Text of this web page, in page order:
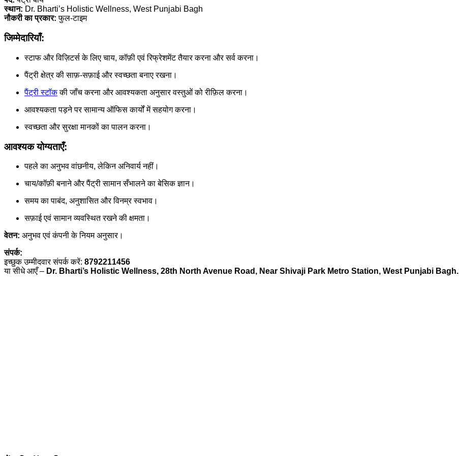
स्थान: Dr. Bharti’s Holistic Wellness, West Punjabi Bagh
नौकरी का प्रकार: फुल-टाइम
जिम्मेदारियाँ:
स्टाफ और विज़िटर्स के लिए चाय, कॉफ़ी एवं रिफ्रेशमेंट तैयार करना और सर्व करना।
पैंट्री क्षेत्र की साफ़-सफ़ाई और स्वच्छता बनाए रखना।
पैंट्री स्टॉककी जाँच करना और आवश्यकता अनुसार वस्तुओं को रीफ़िल करना।
आवश्यकता पड़ने पर सामान्य ऑफिस कार्यों में सहयोग करना।
स्वच्छता और सुरक्षा मानकों का पालन करना।
आवश्यक योग्यताएँ:
पहले का अनुभव वांछनीय, लेकिन अनिवार्य नहीं।
चाय/कॉफ़ी बनाने और पैंट्री सामान सँभालने का बेसिक ज्ञान।
समय का पाबंद, अनुशासित और विनम्र स्वभाव।
सफ़ाई एवं सामान व्यवस्थित रखने की क्षमता।
वेतन: अनुभव एवं कंपनी के नियम अनुसार।
संपर्क:
इच्छुक उम्मीदवार संपर्क करें: 8792211456
या सीधे आएँ – Dr. Bharti’s Holistic Wellness, 28th North Avenue Road, Near Shivaji Park Metro Station, West Punjabi Bagh.